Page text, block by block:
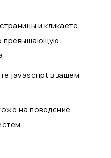
и кликаете
превышающую
javascript в вашем
на поведение